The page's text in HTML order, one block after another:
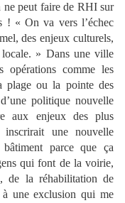
ne peut faire de RHI sur
! « On va vers l’échec
des enjeux culturels,
locale. » Dans une ville
opérations comme les
plage ou la pointe des
politique nouvelle
aux enjeux des plus
une nouvelle
parce que ça
qui font de la voirie,
de la réhabilitation de
à une exclusion qui me